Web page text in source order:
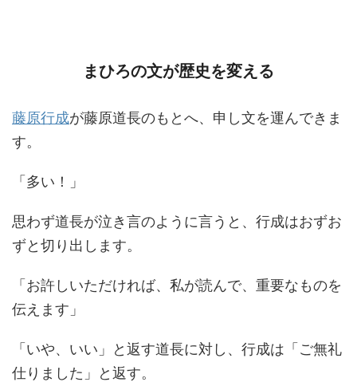
まひろの文が歴史を変える
藤原行成が藤原道長のもとへ、申し文を運んできま
す。
「多い！」
思わず道長が泣き言のように言うと、行成はおずお
ずと切り出します。
「お許しいただければ、私が読んで、重要なものを
伝えます」
「いや、いい」と返す道長に対し、行成は「ご無礼
仕りました」と返す。